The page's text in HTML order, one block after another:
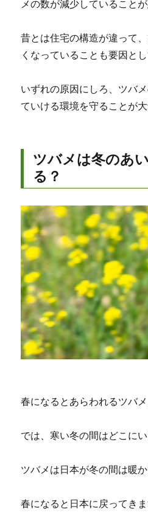
メの数が減少していること
昔とは住宅の構造が違って
くなっていることも要因と
いずれの原因にしろ、ツバ
ていける環境を守ることが大
ツバメは冬のあ
る？
春になるとあらわれるツバメ
では、寒い冬の間はどこに
ツバメは日本が冬の間は暖か
春になると日本に戻ってきま